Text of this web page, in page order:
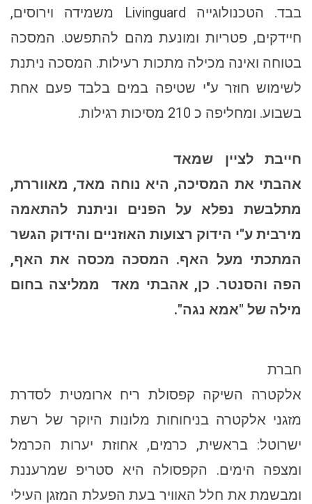
בבד. הטכנולוגייה Livinguard משמידה וירוסים,
חיידקים, פטריות ומונעת מהם להתפשט. המסכה
בטוחה ואינה מכילה מתכות רעילות. המסכה ניתנת
לשימוש חוזר ע"י שטיפה במים בלבד פעם אחת
בשבוע. ומחליפה כ 210 מסיכות רגילות.
חייבת לציין שמאד
אהבתי את המסיכה, היא נוחה מאד, מאווררת,
מתלבשת נפלא על הפנים וניתנת להתאמה
מירבית ע"י הידוק רצועות האוזניים והידוק הגשר
המתכתי מעל האף. המסכה מכסה את האף,
הפה והסנטר. כן, אהבתי מאדממליצה בחום
מילה של "אמא נגה".
חברת
אלקטרה השיקה קפסולת ריח ארומטית לסדרת
מזגני אלקטרה בניחוחות מלונות היוקר של רשת
ישרוטל: בראשית, כרמים, אחוזת יערות הכרמל
ומצפה הימים. הקפסולה היא סטריפ שמרעננת
ומבשמת את חלל האוויר בעת הפעלת המזגן העילי